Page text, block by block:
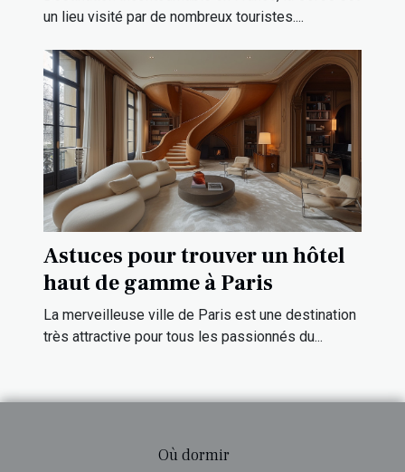
un lieu visité par de nombreux touristes....
Astuces pour trouver un hôtel
haut de gamme à Paris
La merveilleuse ville de Paris est une destination
très attractive pour tous les passionnés du...
Où dormir